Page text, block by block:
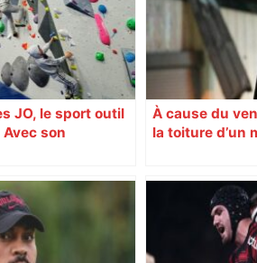
JO, le sport outil
son
ans des
vocation sociale.
à Tarbes, avec
dépasser le mur
À cause du
la toiture d’un